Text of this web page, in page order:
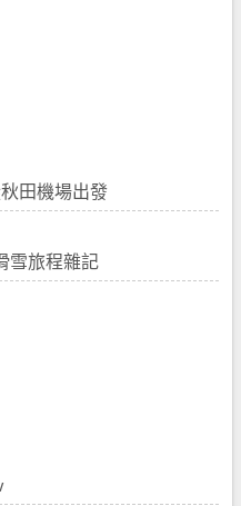
田機場出發
雪旅程雜記